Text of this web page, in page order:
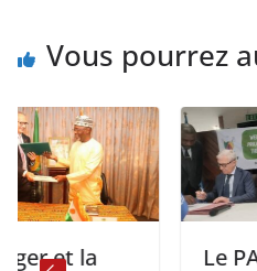
Vous pourrez
la
Le PAM et